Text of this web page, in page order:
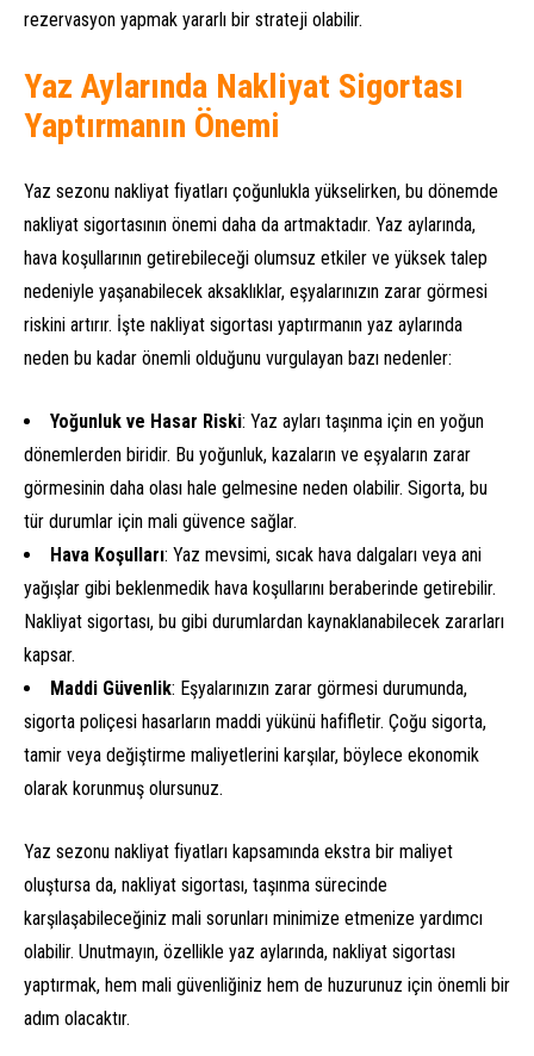
rezervasyon yapmak yararlı bir strateji olabilir.
Yaz Aylarında Nakliyat Sigortası
Yaptırmanın Önemi
Yaz sezonu nakliyat fiyatları çoğunlukla yükselirken, bu dönemde
nakliyat sigortasının önemi daha da artmaktadır. Yaz aylarında,
hava koşullarının getirebileceği olumsuz etkiler ve yüksek talep
nedeniyle yaşanabilecek aksaklıklar, eşyalarınızın zarar görmesi
riskini artırır. İşte nakliyat sigortası yaptırmanın yaz aylarında
neden bu kadar önemli olduğunu vurgulayan bazı nedenler:
Yoğunluk ve Hasar Riski: Yaz ayları taşınma için en yoğun
dönemlerden biridir. Bu yoğunluk, kazaların ve eşyaların zarar
görmesinin daha olası hale gelmesine neden olabilir. Sigorta, bu
tür durumlar için mali güvence sağlar.
Hava Koşulları: Yaz mevsimi, sıcak hava dalgaları veya ani
yağışlar gibi beklenmedik hava koşullarını beraberinde getirebilir.
Nakliyat sigortası, bu gibi durumlardan kaynaklanabilecek zararları
kapsar.
Maddi Güvenlik: Eşyalarınızın zarar görmesi durumunda,
sigorta poliçesi hasarların maddi yükünü hafifletir. Çoğu sigorta,
tamir veya değiştirme maliyetlerini karşılar, böylece ekonomik
olarak korunmuş olursunuz.
Yaz sezonu nakliyat fiyatları kapsamında ekstra bir maliyet
oluştursa da, nakliyat sigortası, taşınma sürecinde
karşılaşabileceğiniz mali sorunları minimize etmenize yardımcı
olabilir. Unutmayın, özellikle yaz aylarında, nakliyat sigortası
yaptırmak, hem mali güvenliğiniz hem de huzurunuz için önemli bir
adım olacaktır.